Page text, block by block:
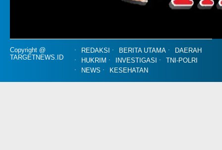
Copyright @
TARGETNEWS.ID
REDAKSI BERITA UTAMA
DAERAH
HUKRIM
INVESTIGASI
TNI-POLRI
NEWS
KESEHATAN